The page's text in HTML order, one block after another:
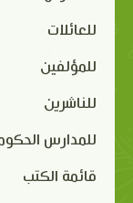
للعائلات
للمؤلفين
للناشرين
للمدارس
قائمة الكتب